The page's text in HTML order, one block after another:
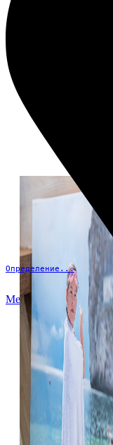
Определение...
Меню